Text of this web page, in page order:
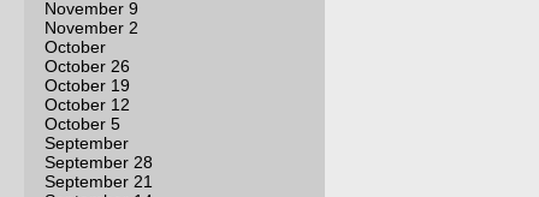
November 9
November 2
October
October 26
October 19
October 12
October 5
September
September 28
September 21